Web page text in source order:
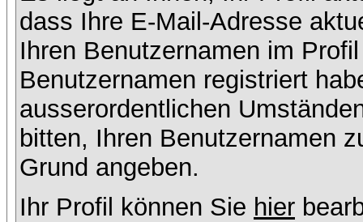
dass Ihre E-Mail-Adresse
Ihren Benutzernamen im
Benutzernamen registriert
ausserordentlichen
bitten, Ihren Benutzernamen
Grund angeben.
Ihr Profil können Sie hier